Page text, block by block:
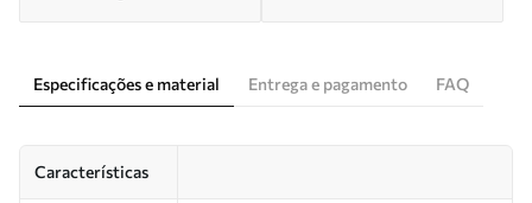
Especificações e material Entrega e pagamento FAQ
Características